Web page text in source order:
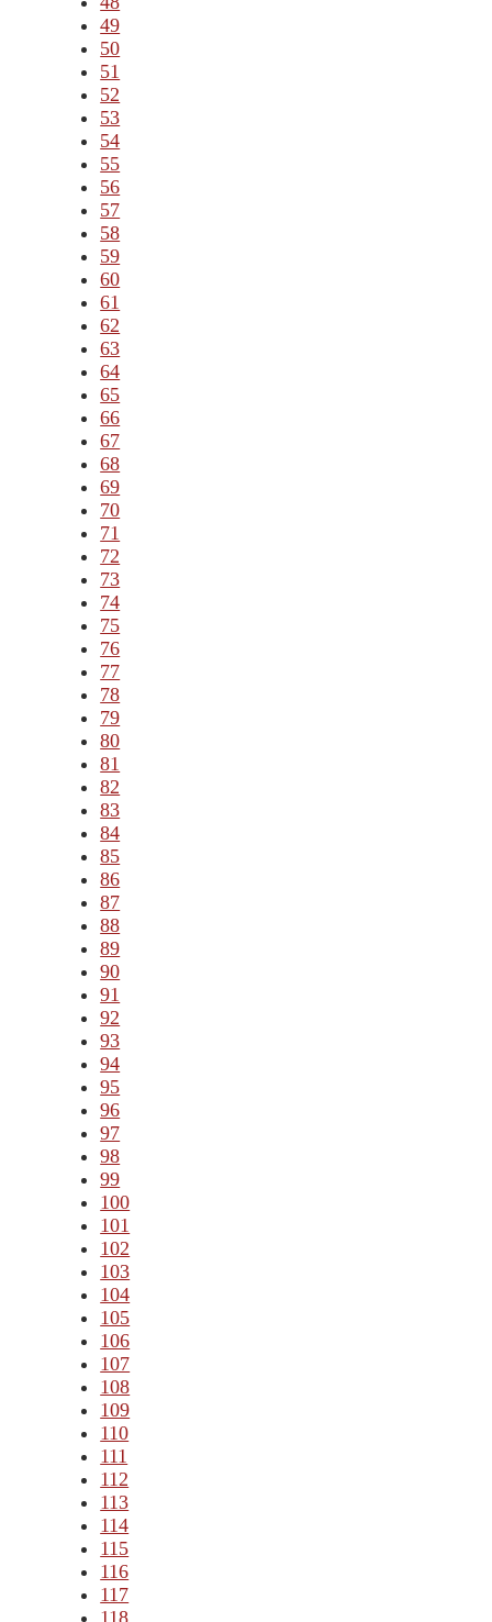
49
50
51
52
53
54
55
56
57
58
59
60
61
62
63
64
65
66
67
68
69
70
71
72
73
74
75
76
77
78
79
80
81
82
83
84
85
86
87
88
89
90
91
92
93
94
95
96
97
98
99
100
101
102
103
104
105
106
107
108
109
110
111
112
113
114
115
116
117
118